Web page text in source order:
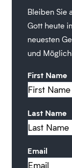
Bleiben Sie
Gott heute
neuesten
und
First Name
Last Name
Email